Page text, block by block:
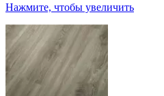
Нажмите, чтобы увеличить